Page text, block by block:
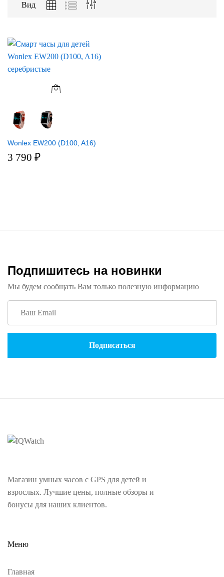
Вид
Wonlex EW200 (D100, A16)
3 790 ₽
Подпишитесь на новинки
Мы будем сообщать Вам только полезную информацию
Магазин умных часов с GPS для детей и
взрослых. Лучшие цены, полные обзоры и
бонусы для наших клиентов.
Меню
Главная